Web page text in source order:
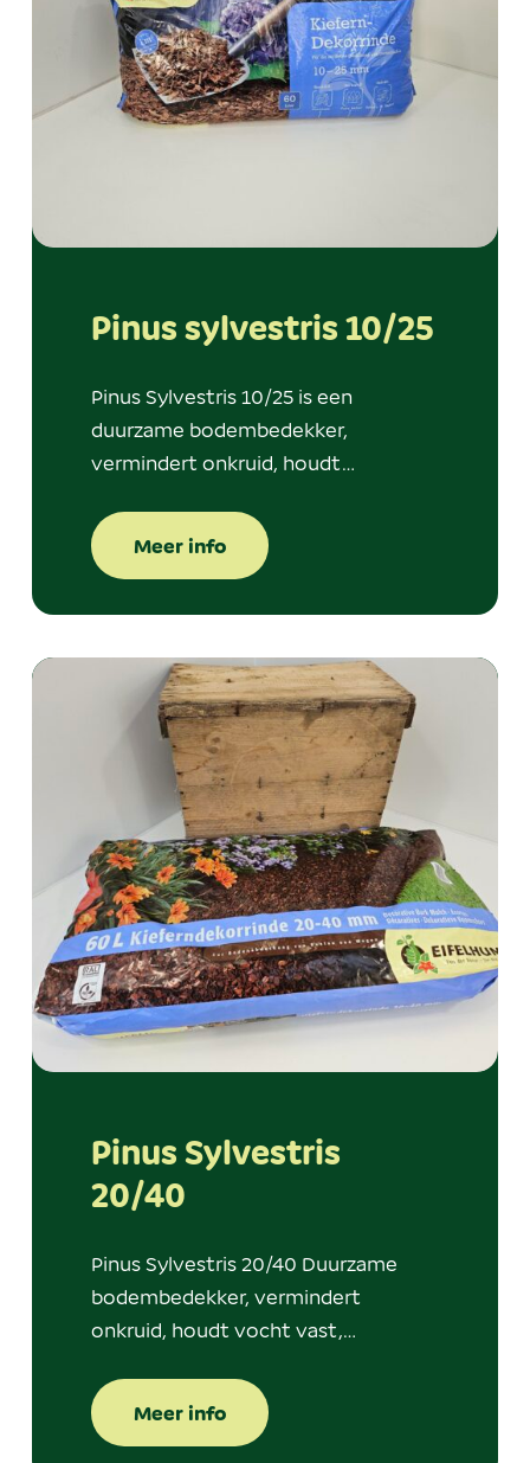
Pinus sylvestris 10/25
Pinus Sylvestris 10/25 is een
duurzame bodembedekker,
vermindert onkruid, houdt…
Meer info
Pinus Sylvestris
20/40
Pinus Sylvestris 20/40 Duurzame
bodembedekker, vermindert
onkruid, houdt vocht vast,…
Meer info